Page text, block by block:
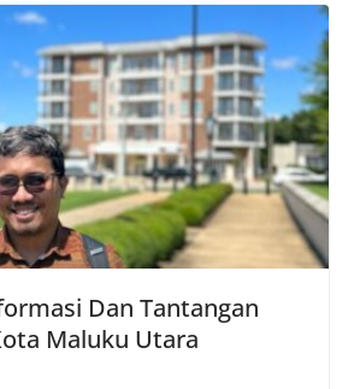
Dan Tantangan
Maluku Utara